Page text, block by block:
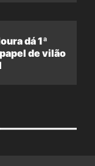
dá 1ª
de vilão